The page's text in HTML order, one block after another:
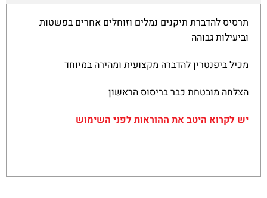
תרסיס להדברת תיקנים נמלים וזוחלים אחרים בפשטות
וביעילות גבוהה
מכיל ביפנטרין להדברה מקצועית ומהירה במיוחד
הצלחה מובטחת כבר בריסוס הראשון
יש לקרוא היטב את ההוראות לפני השימוש